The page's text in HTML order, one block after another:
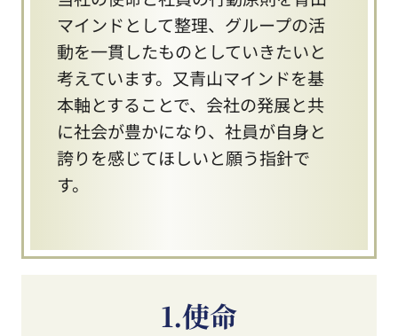
マインドとして整理、グループの活
動を一貫したものとしていきたいと
考えています。又青山マインドを基
本軸とすることで、会社の発展と共
に社会が豊かになり、社員が自身と
誇りを感じてほしいと願う指針で
す。
1.使命